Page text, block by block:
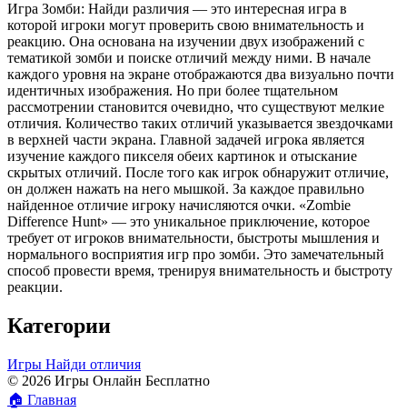
Игра Зомби: Найди различия — это интересная игра в
которой игроки могут проверить свою внимательность и
реакцию. Она основана на изучении двух изображений с
тематикой зомби и поиске отличий между ними. В начале
каждого уровня на экране отображаются два визуально почти
идентичных изображения. Но при более тщательном
рассмотрении становится очевидно, что существуют мелкие
отличия. Количество таких отличий указывается звездочками
в верхней части экрана. Главной задачей игрока является
изучение каждого пикселя обеих картинок и отыскание
скрытых отличий. После того как игрок обнаружит отличие,
он должен нажать на него мышкой. За каждое правильно
найденное отличие игроку начисляются очки. «Zombie
Difference Hunt» — это уникальное приключение, которое
требует от игроков внимательности, быстроты мышления и
нормального восприятия игр про зомби. Это замечательный
способ провести время, тренируя внимательность и быстроту
реакции.
Категории
Игры Найди отличия
© 2026 Игры Онлайн Бесплатно
🏠 Главная